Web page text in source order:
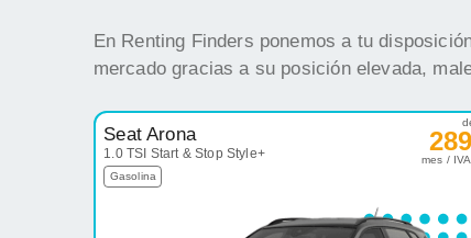
En Renting Finders ponemos a tu
mercado gracias a su posición elevada,
Seat Arona
1.0 TSI Start & Stop Style+
Gasolina
mes /